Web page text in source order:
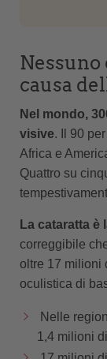
Nessuno
causa
Nel mondo,
visive. Il 90
Africa e
Quattro su
La cataratta è
correggibile
oltre 17 milioni
oculistica di
Nelle
1,4 milioni